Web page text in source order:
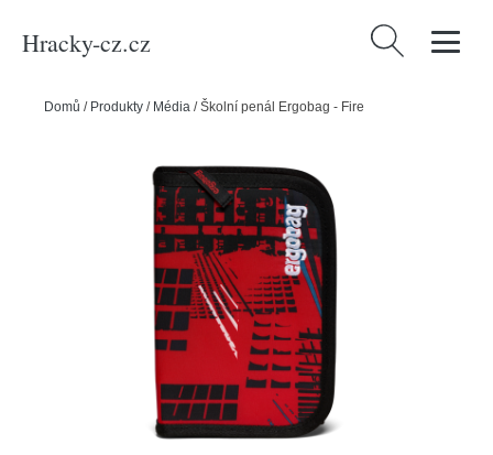
Hracky-cz.cz Vyhledávání
Domů / Produkty / Média /Školní penál Ergobag - Fire